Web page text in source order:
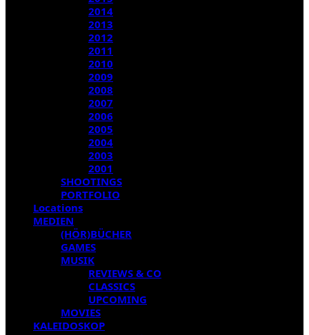
2014
2013
2012
2011
2010
2009
2008
2007
2006
2005
2004
2003
2001
SHOOTINGS
PORTFOLIO
Locations
MEDIEN
(HÖR)BÜCHER
GAMES
MUSIK
REVIEWS & CO
CLASSICS
UPCOMING
MOVIES
KALEIDOSKOP